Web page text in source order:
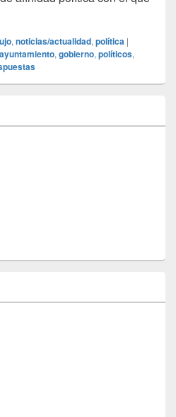
y/o personas
, noticias/actualidad, política |
ayuntamiento, gobierno, políticos,